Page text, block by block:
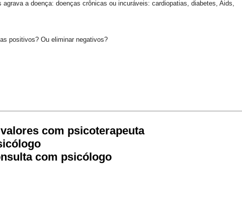
a doença: doenças crônicas ou incuráveis: cardiopatias, diabetes, Aids,
positivos? Ou eliminar negativos?
com psicoterapeuta
com psicólogo